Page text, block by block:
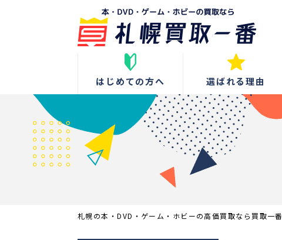
はじめての方へ 選ばれる理由
札幌の本・DVD・ゲーム・ホビーの高価買取なら買取一番